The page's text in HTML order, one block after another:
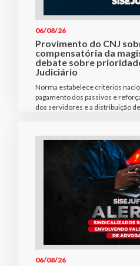
06/08/26
Provimento do CNJ
compensatória da
debate sobre
Judiciário
Norma estabelece critérios
pagamento dos passivos e
dos servidores e a distribuição
06/08/26